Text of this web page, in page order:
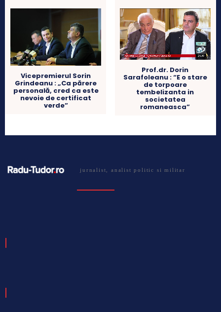
Vicepremierul Sorin
Grindeanu : „Ca părere
personală, cred ca este
nevoie de certificat
verde”
Prof.dr. Dorin
Sarafoleanu : “E o stare
de torpoare
tembelizanta in
societatea
romaneasca”
jurnalist, analist politic si militar